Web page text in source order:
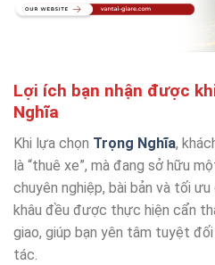
Lợi ích bạn nhận được
Nghĩa
Khi lựa chọn Trọng Nghĩa,
là “thuê xe”, mà đang sở hữu
chuyên nghiệp, bài bản và tối
khâu đều được thực hiện cẩn
giao, giúp bạn yên tâm tuyệt
tác.